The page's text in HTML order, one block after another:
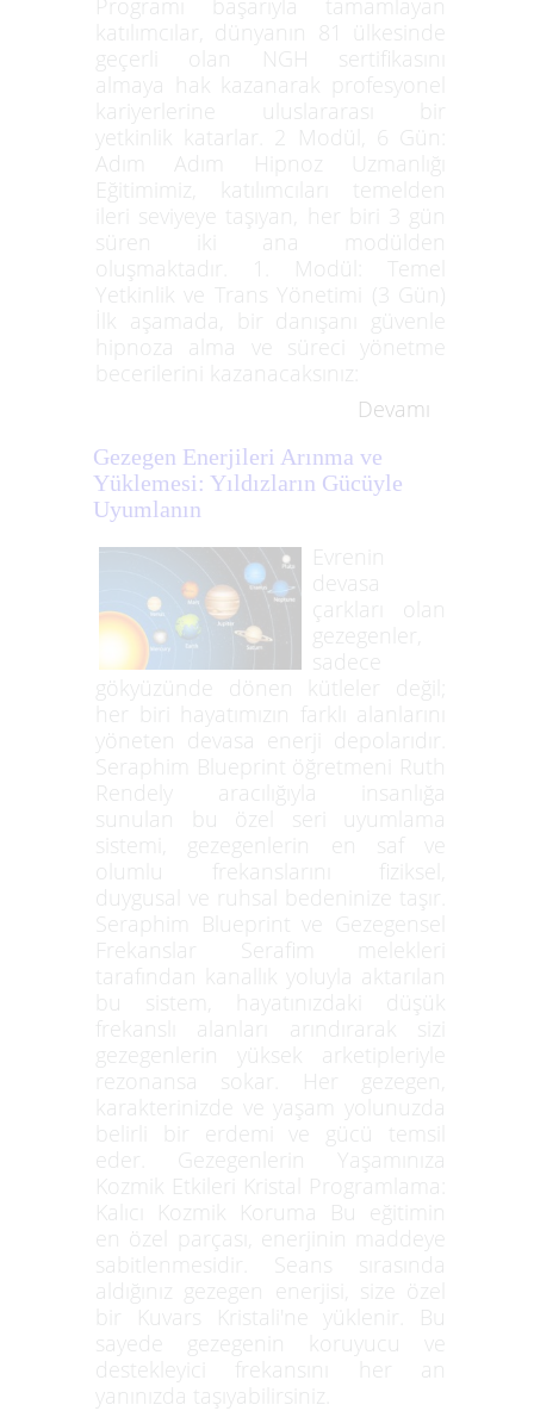
Programı başarıyla tamamlayan
katılımcılar, dünyanın 81 ülkesinde
geçerli olan NGH sertifikasını
almaya hak kazanarak profesyonel
kariyerlerine uluslararası bir
yetkinlik katarlar. 2 Modül, 6 Gün:
Adım Adım Hipnoz Uzmanlığı
Eğitimimiz, katılımcıları temelden
ileri seviyeye taşıyan, her biri 3 gün
süren iki ana modülden
oluşmaktadır. 1. Modül: Temel
Yetkinlik ve Trans Yönetimi (3 Gün)
İlk aşamada, bir danışanı güvenle
hipnoza alma ve süreci yönetme
becerilerini kazanacaksınız:
Devamı
Gezegen Enerjileri Arınma ve
Yüklemesi: Yıldızların Gücüyle
Uyumlanın
Evrenin
devasa
çarkları olan
gezegenler,
sadece
gökyüzünde dönen kütleler değil;
her biri hayatımızın farklı alanlarını
yöneten devasa enerji depolarıdır.
Seraphim Blueprint öğretmeni Ruth
Rendely aracılığıyla insanlığa
sunulan bu özel seri uyumlama
sistemi, gezegenlerin en saf ve
olumlu frekanslarını fiziksel,
duygusal ve ruhsal bedeninize taşır.
Seraphim Blueprint ve Gezegensel
Frekanslar Serafim melekleri
tarafından kanallık yoluyla aktarılan
bu sistem, hayatınızdaki düşük
frekanslı alanları arındırarak sizi
gezegenlerin yüksek arketipleriyle
rezonansa sokar. Her gezegen,
karakterinizde ve yaşam yolunuzda
belirli bir erdemi ve gücü temsil
eder. Gezegenlerin Yaşamınıza
Kozmik Etkileri Kristal Programlama:
Kalıcı Kozmik Koruma Bu eğitimin
en özel parçası, enerjinin maddeye
sabitlenmesidir. Seans sırasında
aldığınız gezegen enerjisi, size özel
bir Kuvars Kristali'ne yüklenir. Bu
sayede gezegenin koruyucu ve
destekleyici frekansını her an
yanınızda taşıyabilirsiniz.